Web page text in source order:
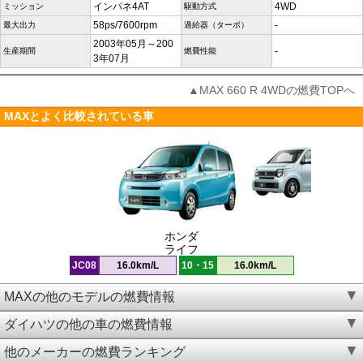
ミッション インパネ4AT 駆動方式 4WD
最大出力 58ps/7600rpm 過給器（ターボ） -
生産期間
2003年05月～200
3年07月
燃費性能 -
▲MAX 660 R 4WDの燃費TOPへ
MAXとよく比較されている車
ホンダ
ライフ
JC08 16.0km/L 10・15 16.0km/L
MAXの他のモデルの燃費情報
ダイハツの他の車の燃費情報
他のメーカーの燃費ランキング